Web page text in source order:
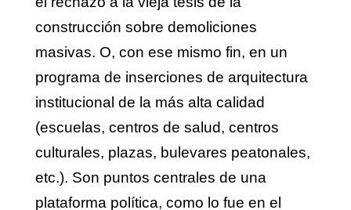
construcción sobre demoliciones
masivas. O, con ese mismo fin, en un
programa de inserciones de arquitectura
institucional de la más alta calidad
(escuelas, centros de salud, centros
culturales, plazas, bulevares peatonales,
etc.). Son puntos centrales de una
plataforma política, como lo fue en el